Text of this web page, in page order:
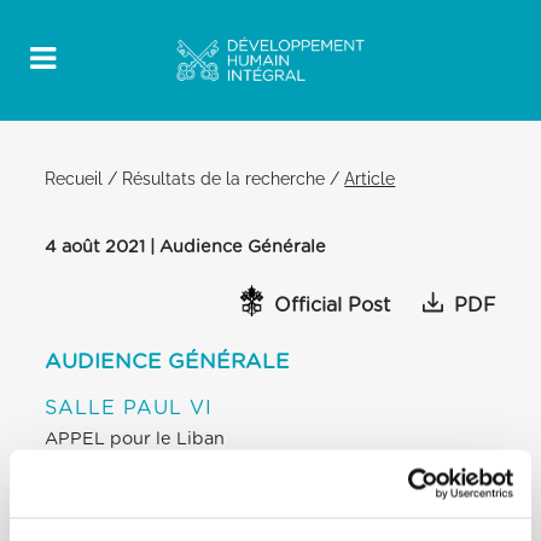
Recueil / Résultats de la recherche /Article
4 août 2021 | Audience Générale
Official Post PDF
AUDIENCE GÉNÉRALE
SALLE PAUL VI
APPEL pour le Liban
un an après l’explosion dans le port de Beyrouth
Un an après la terrible explosion survenue dans le